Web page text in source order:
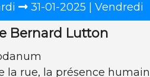
31-01-2025 | Vendredi
Bernard Lutton
la rue, la présence